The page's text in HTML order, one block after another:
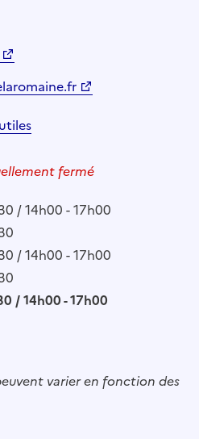
fermé
/ 14h00 - 17h00
/ 14h00 - 17h00
/ 14h00 - 17h00
varier en fonction des